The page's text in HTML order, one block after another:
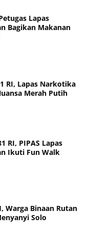
Lapas
Bagikan Makanan
RI, Lapas Narkotika
Merah Putih
RI, PIPAS Lapas
Ikuti Fun Walk
Warga Binaan Rutan
Solo